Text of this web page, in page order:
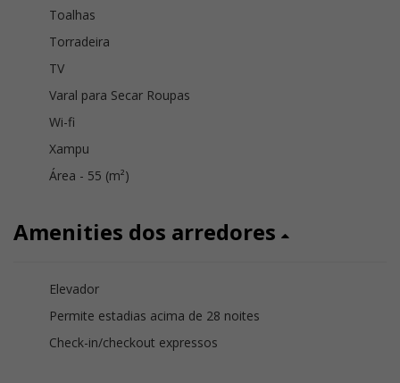
Toalhas
Torradeira
TV
Varal para Secar Roupas
Wi-fi
Xampu
Área - 55 (m²)
Amenities dos arredores
Elevador
Permite estadias acima de 28 noites
Check-in/checkout expressos